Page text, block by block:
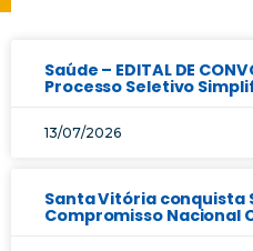
Saúde – EDITAL DE
Processo Seletivo
13/07/2026
Santa Vitória conquista
Compromisso Nacional